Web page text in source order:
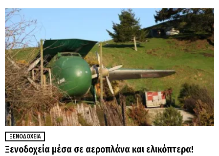
ΞΕΝΟΔΟΧΕΊΑ
Ξενοδοχεία μέσα σε αεροπλάνα και ελικόπτερα!